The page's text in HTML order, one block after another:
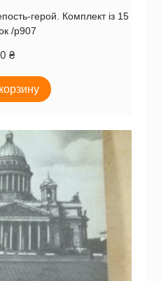
герой. Комплект із 15
/р907
₴